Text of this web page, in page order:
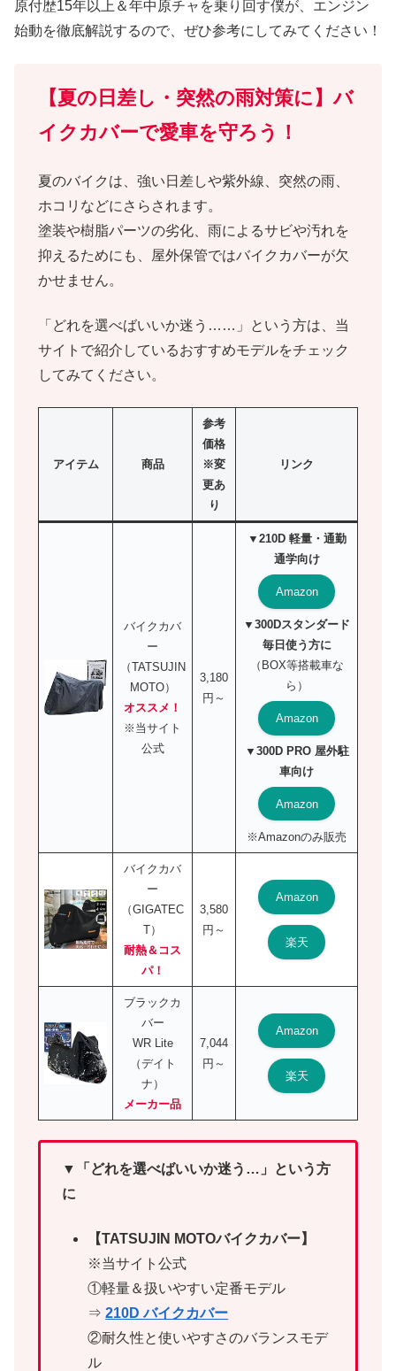
原付歴15年以上＆年中原チャを乗り回す僕が、エンジン
始動を徹底解説するので、ぜひ参考にしてみてください！
【夏の日差し・突然の雨対策に】バ
イクカバーで愛車を守ろう！
夏のバイクは、強い日差しや紫外線、突然の雨、
ホコリなどにさらされます。
塗装や樹脂パーツの劣化、雨によるサビや汚れを
抑えるためにも、屋外保管ではバイクカバーが欠
かせません。
「どれを選べばいいか迷う……」という方は、当
サイトで紹介しているおすすめモデルをチェック
してみてください。
アイテム 商品
参考
価格
※変
更あ
り
リンク
バイクカバ
ー
（TATSUJIN
MOTO）
オススメ！
※当サイト
公式
3,180
円～
▼210D 軽量・通勤
通学向け
Amazon
▼300Dスタンダード
毎日使う方に
（BOX等搭載車な
ら）
Amazon
▼300D PRO 屋外駐
車向け
Amazon
※Amazonのみ販売
バイクカバ
ー
（GIGATEC
T）
耐熱＆コス
パ！
3,580
円～
Amazon
楽天
ブラックカ
バー
WR Lite
（デイト
ナ）
メーカー品
7,044
円～
Amazon
楽天
▼「どれを選べばいいか迷う…」という方
に
【TATSUJIN MOTOバイクカバー】
※当サイト公式
①軽量＆扱いやすい定番モデル
⇒210D バイクカバー
②耐久性と使いやすさのバランスモデ
ル